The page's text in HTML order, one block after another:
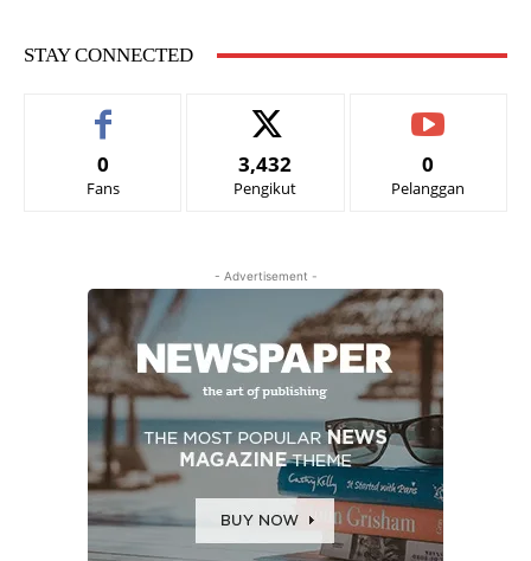
STAY CONNECTED
0
Fans
3,432
Pengikut
0
Pelanggan
- Advertisement -